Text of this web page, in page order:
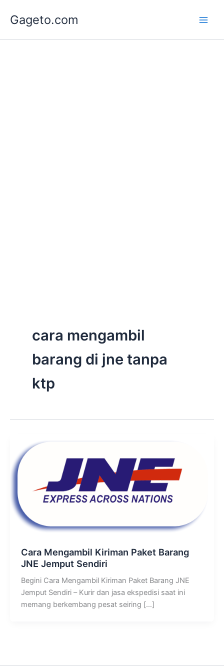
Gageto.com
cara mengambil
barang di jne tanpa
ktp
Cara Mengambil Kiriman Paket Barang
JNE Jemput Sendiri
Begini Cara Mengambil Kiriman Paket Barang JNE
Jemput Sendiri – Kurir dan jasa ekspedisi saat ini
memang berkembang pesat seiring […]